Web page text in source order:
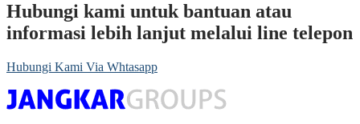
Hubungi kami untuk bantuan atau
informasi lebih lanjut melalui line telepon
Hubungi Kami Via Whtasapp